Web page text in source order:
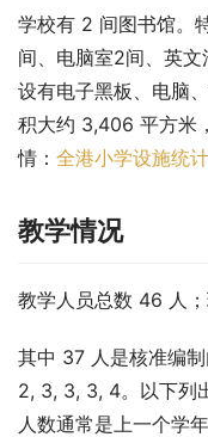
学校有 2 间图书馆。
间、电脑室2间、英
设有电子黑板、电脑
积大约 3,406 平方米
情： 全港小学设施统
教学情况
教学人员总数 46 人
其中 37 人是核准编
2, 3, 3, 3, 4。以下列
人数通常是上一个学